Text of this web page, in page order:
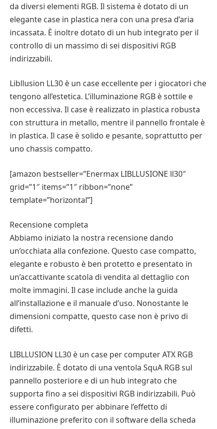
da diversi elementi RGB. Il sistema è dotato di un
elegante case in plastica nera con una presa d’aria
incassata. È inoltre dotato di un hub integrato per il
controllo di un massimo di sei dispositivi RGB
indirizzabili.
Libllusion LL30 è un case eccellente per i giocatori che
tengono all’estetica. L’illuminazione RGB è sottile e
non eccessiva. Il case è realizzato in plastica robusta
con struttura in metallo, mentre il pannello frontale è
in plastica. Il case è solido e pesante, soprattutto per
uno chassis compatto.
[amazon bestseller=”Enermax LIBLLUSIONE ll30″
grid=”1″ items=”1″ ribbon=”none”
template=”horizontal”]
Recensione completa
Abbiamo iniziato la nostra recensione dando
un’occhiata alla confezione. Questo case compatto,
elegante e robusto è ben protetto e presentato in
un’accattivante scatola di vendita al dettaglio con
molte immagini. Il case include anche la guida
all’installazione e il manuale d’uso. Nonostante le
dimensioni compatte, questo case non è privo di
difetti.
LIBLLUSION LL30 è un case per computer ATX RGB
indirizzabile. È dotato di una ventola SquA RGB sul
pannello posteriore e di un hub integrato che
supporta fino a sei dispositivi RGB indirizzabili. Può
essere configurato per abbinare l’effetto di
illuminazione preferito con il software della scheda